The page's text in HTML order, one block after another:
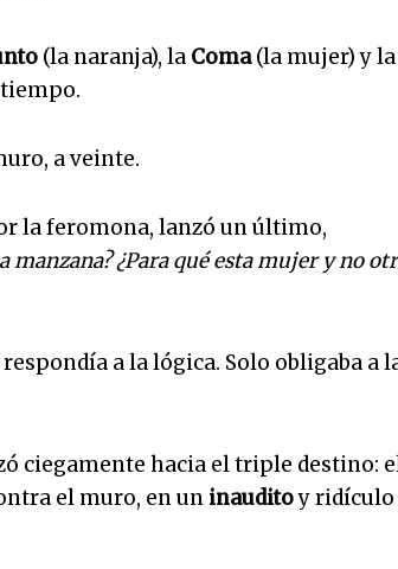
(la naranja), la Coma(la mujer) y la
a veinte.
la feromona, lanzó un último,
manzana? ¿Para qué esta mujer y no
a la lógica. Solo obligaba a
ciegamente hacia el triple destino:
el muro, en un inauditoy ridículo